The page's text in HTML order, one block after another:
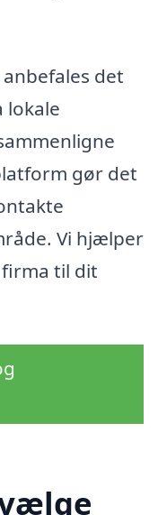
det
lokale
gør det
Vi hjælper
til dit